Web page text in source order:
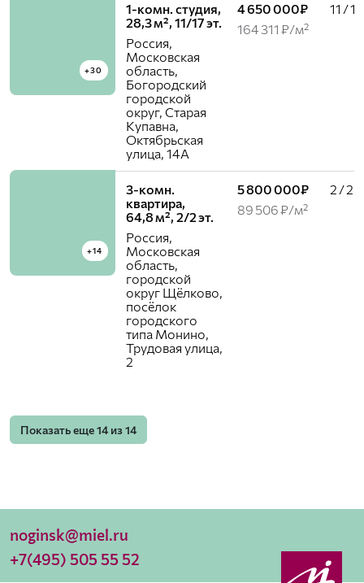
+30
1-комн. студия,
28,3 м², 11/17 эт.
Россия,
Московская
область,
Богородский
городской
округ, Старая
Купавна,
Октябрьская
улица, 14А
4 650 000₽
164 311 ₽/м²
11 / 17
+14
3-комн.
квартира,
64,8 м², 2/2 эт.
Россия,
Московская
область,
городской
округ Щёлково,
посёлок
городского
типа Монино,
Трудовая улица,
2
5 800 000₽
89 506 ₽/м²
2 / 2
Показать еще14 из 14
noginsk@miel.ru
+7(495) 505 55 52